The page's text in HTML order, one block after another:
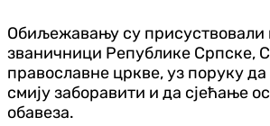
Обиљежавању су присуствовали
званичници Републике Српске,
православне цркве, уз поруку
смију заборавити и да сјећање
обавеза.